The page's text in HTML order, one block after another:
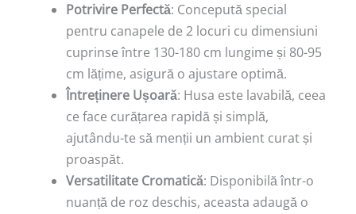
Potrivire Perfectă: Concepută special
pentru canapele de 2 locuri cu dimensiuni
cuprinse între 130-180 cm lungime și 80-95
cm lățime, asigură o ajustare optimă.
Întreținere Ușoară: Husa este lavabilă, ceea
ce face curățarea rapidă și simplă,
ajutându-te să menții un ambient curat și
proaspăt.
Versatilitate Cromatică: Disponibilă într-o
nuanță de roz deschis, aceasta adaugă o